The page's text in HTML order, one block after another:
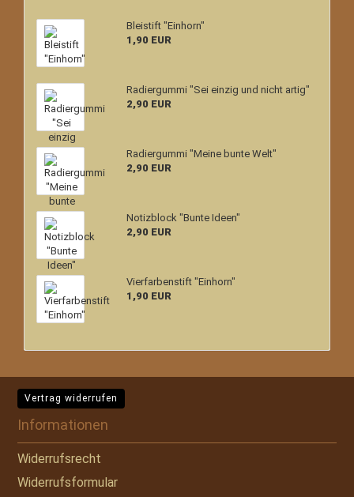
Bleistift "Einhorn"
1,90 EUR
Radiergummi "Sei einzig und nicht artig"
2,90 EUR
Radiergummi "Meine bunte Welt"
2,90 EUR
Notizblock "Bunte Ideen"
2,90 EUR
Vierfarbenstift "Einhorn"
1,90 EUR
Vertrag widerrufen
Informationen
Widerrufsrecht
Widerrufsformular